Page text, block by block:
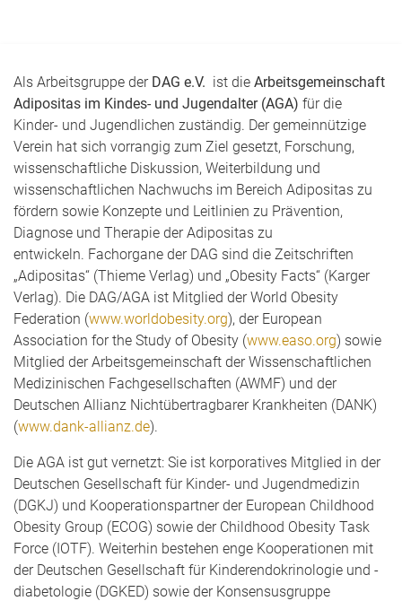
Als Arbeitsgruppe der DAG e.V. ist die Arbeitsgemeinschaft
Adipositas im Kindes- und Jugendalter (AGA) für die
Kinder- und Jugendlichen zuständig. Der gemeinnützige
Verein hat sich vorrangig zum Ziel gesetzt, Forschung,
wissenschaftliche Diskussion, Weiterbildung und
wissenschaftlichen Nachwuchs im Bereich Adipositas zu
fördern sowie Konzepte und Leitlinien zu Prävention,
Diagnose und Therapie der Adipositas zu
entwickeln. Fachorgane der DAG sind die Zeitschriften
„Adipositas“ (Thieme Verlag) und „Obesity Facts“ (Karger
Verlag). Die DAG/AGA ist Mitglied der World Obesity
Federation (www.worldobesity.org), der European
Association for the Study of Obesity (www.easo.org) sowie
Mitglied der Arbeitsgemeinschaft der Wissenschaftlichen
Medizinischen Fachgesellschaften (AWMF) und der
Deutschen Allianz Nichtübertragbarer Krankheiten (DANK)
(www.dank-allianz.de).
Die AGA ist gut vernetzt: Sie ist korporatives Mitglied in der
Deutschen Gesellschaft für Kinder- und Jugendmedizin
(DGKJ) und Kooperationspartner der European Childhood
Obesity Group (ECOG) sowie der Childhood Obesity Task
Force (IOTF). Weiterhin bestehen enge Kooperationen mit
der Deutschen Gesellschaft für Kinderendokrinologie und -
diabetologie (DGKED) sowie der Konsensusgruppe